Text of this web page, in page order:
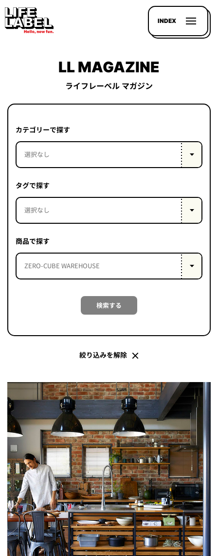
INDEX
UP
PROJECT
LIFE
LABEL
はい
会社概
企業の
方へ
お問い
合わせ
プライ
バシー
ポリシ
ー
採用情
報
LL MAGAZINE
ライフレーベル マガジン
カテゴリーで探す
タグで探す
商品で探す
検索する
絞り込みを解除